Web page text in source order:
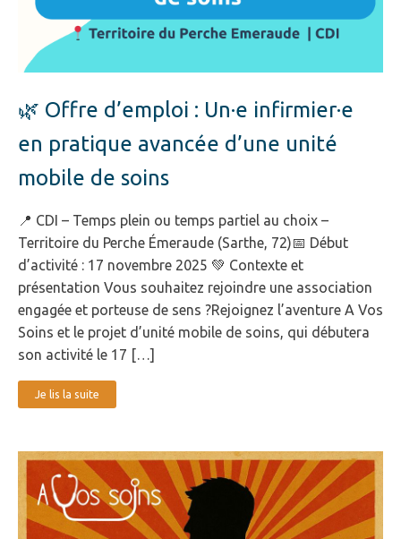
🌿 Offre d’emploi : Un·e infirmier·e
en pratique avancée d’une unité
mobile de soins
📍 CDI – Temps plein ou temps partiel au choix –
Territoire du Perche Émeraude (Sarthe, 72)📅 Début
d’activité : 17 novembre 2025 💚 Contexte et
présentation Vous souhaitez rejoindre une association
engagée et porteuse de sens ?Rejoignez l’aventure A Vos
Soins et le projet d’unité mobile de soins, qui débutera
son activité le 17 […]
Je lis la suite